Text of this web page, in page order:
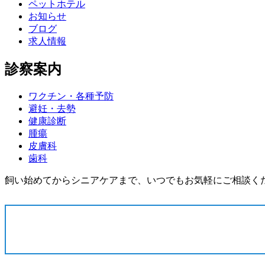
ペットホテル
お知らせ
ブログ
求人情報
診察案内
ワクチン・各種予防
避妊・去勢
健康診断
腫瘍
皮膚科
歯科
飼い始めてからシニアケアまで、いつでもお気軽にご相談く